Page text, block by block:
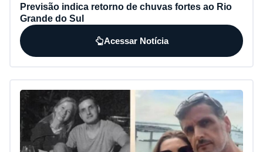
Previsão indica retorno de chuvas fortes ao Rio
Grande do Sul
Acessar Notícia